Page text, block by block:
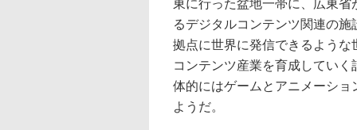
東に行った盆地一帯に、広東省
るデジタルコンテンツ関連の
拠点に世界に発信できるような
コンテンツ産業を育成してい
体的にはゲームとアニメーショ
ようだ。